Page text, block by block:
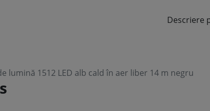
Descriere
lumină 1512 LED alb cald în aer liber 14 m negru